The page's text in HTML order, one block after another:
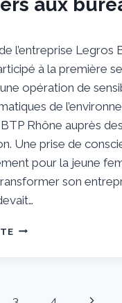
l’entreprise Legros
à la première
opération de
de
Rhône auprès
Une prise de
pour la jeune
son
APRÈS
TRANSFORME